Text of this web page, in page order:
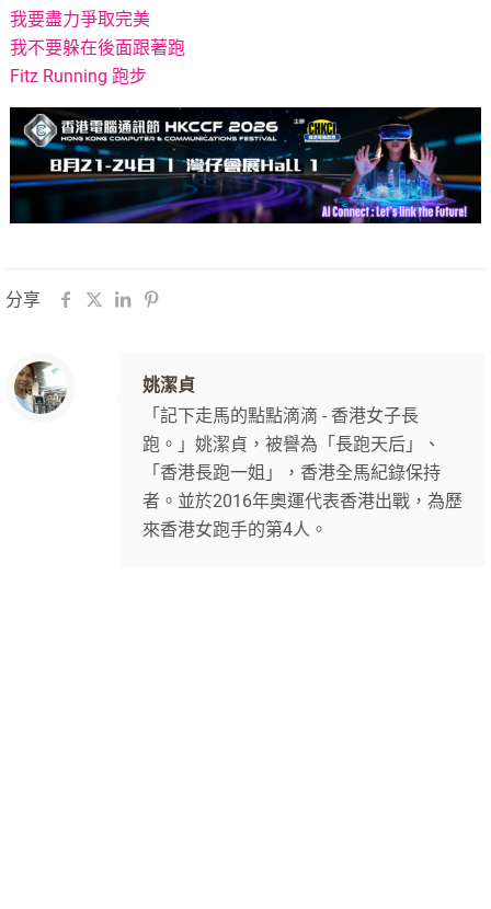
我要盡力爭取完美
我不要躲在後面跟著跑
Fitz Running 跑步
分享
姚潔貞
「記下走馬的點點滴滴 - 香港女子長
跑。」姚潔貞，被譽為「長跑天后」、
「香港長跑一姐」，香港全馬紀錄保持
者。並於2016年奧運代表香港出戰，為歷
來香港女跑手的第4人。